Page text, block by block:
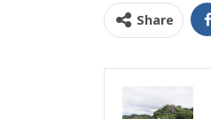
Share